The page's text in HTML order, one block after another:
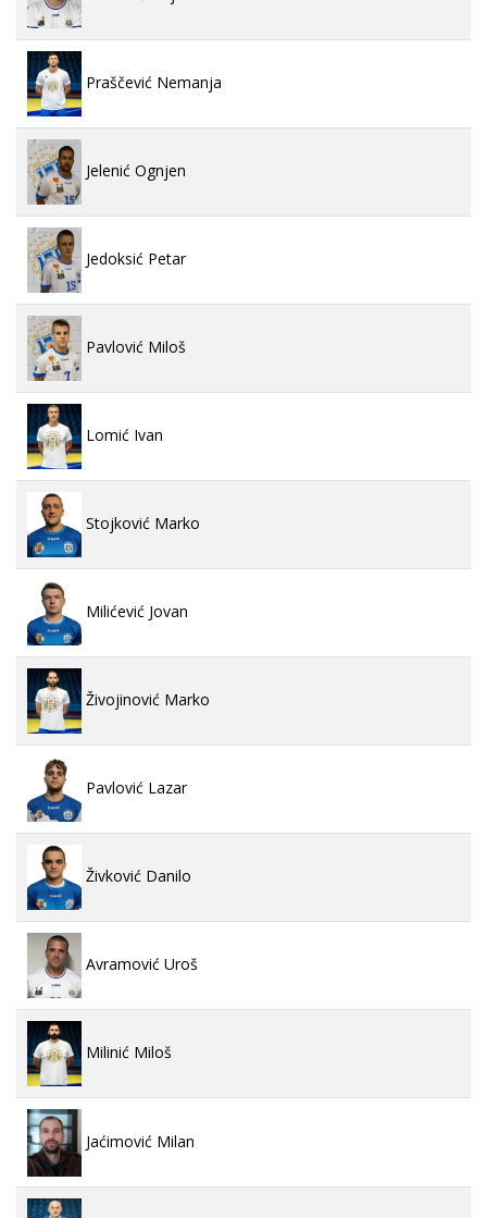
Praščević Nemanja
Jelenić Ognjen
Jedoksić Petar
Pavlović Miloš
Lomić Ivan
Stojković Marko
Milićević Jovan
Živojinović Marko
Pavlović Lazar
Živković Danilo
Avramović Uroš
Milinić Miloš
Jaćimović Milan